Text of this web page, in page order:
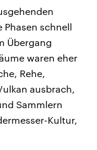
Phasen schnell
Übergang
waren eher
Rehe,
ausbrach,
Sammlern
Kultur,